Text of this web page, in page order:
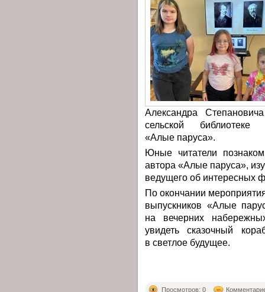
Александра
сельской библиотеке
«Алые паруса».
Юные читатели
автора «Алые паруса»,
ведущего об интересных
По окончании
выпускников «Алые
на вечерних
увидеть сказочный
в светлое будущее.
Просмотров: 0